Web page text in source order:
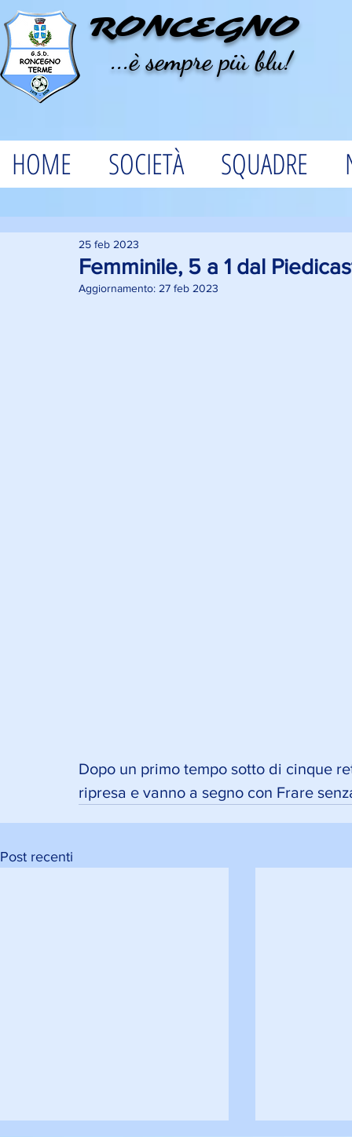
RONCEGNO
...è sempre più blu!
HOME SOCIETÀ SQUADRE
Femminile, 5 a 1 dal
25 feb 2023
Aggiornamento: 27 feb 2023
Dopo un primo tempo sotto di cinque
ripresa e vanno a segno con Frare
Post recenti